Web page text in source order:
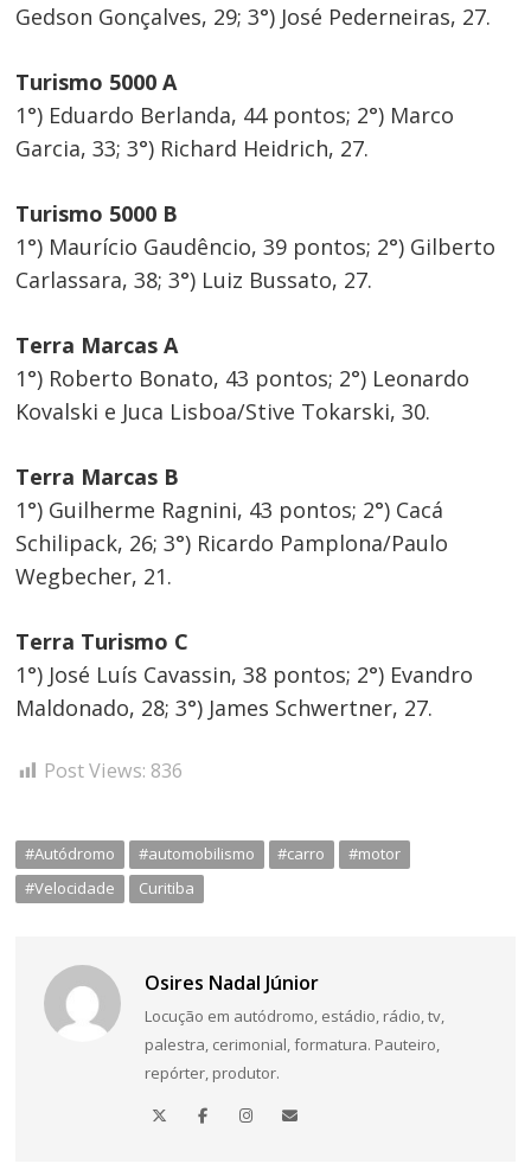
Gedson Gonçalves, 29; 3°) José Pederneiras, 27.
Turismo 5000 A
1°) Eduardo Berlanda, 44 pontos; 2°) Marco
Garcia, 33; 3°) Richard Heidrich, 27.
Turismo 5000 B
1°) Maurício Gaudêncio, 39 pontos; 2°) Gilberto
Carlassara, 38; 3°) Luiz Bussato, 27.
Terra Marcas A
1°) Roberto Bonato, 43 pontos; 2°) Leonardo
Kovalski e Juca Lisboa/Stive Tokarski, 30.
Terra Marcas B
1°) Guilherme Ragnini, 43 pontos; 2°) Cacá
Schilipack, 26; 3°) Ricardo Pamplona/Paulo
Wegbecher, 21.
Terra Turismo C
1°) José Luís Cavassin, 38 pontos; 2°) Evandro
Maldonado, 28; 3°) James Schwertner, 27.
Post Views: 836
#Autódromo #automobilismo #carro
#motor
#Velocidade
Curitiba
Osires Nadal Júnior
Locução em autódromo, estádio, rádio, tv,
palestra, cerimonial, formatura. Pauteiro,
repórter, produtor.